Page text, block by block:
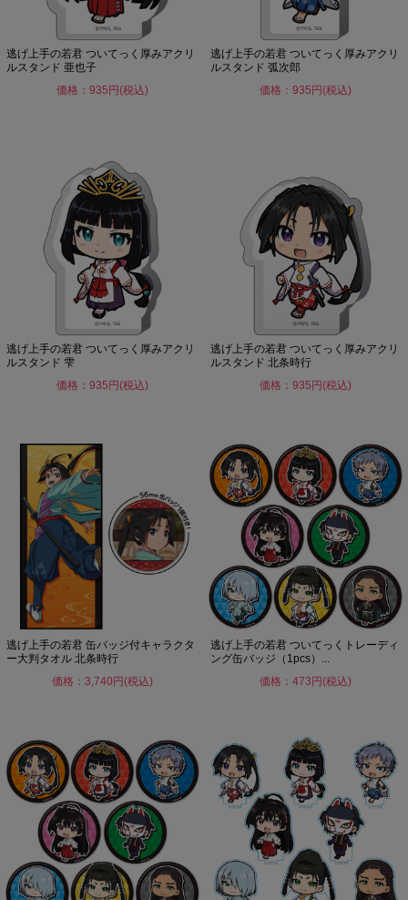
逃げ上手の若君 ついてっく厚みアクリ
ルスタンド 亜也子
価格：935円(税込)
逃げ上手の若君 ついてっく厚みアクリ
ルスタンド 弧次郎
価格：935円(税込)
逃げ上手の若君 ついてっく厚みアクリ
ルスタンド 雫
価格：935円(税込)
逃げ上手の若君 ついてっく厚みアクリ
ルスタンド 北条時行
価格：935円(税込)
逃げ上手の若君 缶バッジ付キャラクタ
ー大判タオル 北条時行
価格：3,740円(税込)
逃げ上手の若君 ついてっくトレーディ
ング缶バッジ（1pcs）...
価格：473円(税込)